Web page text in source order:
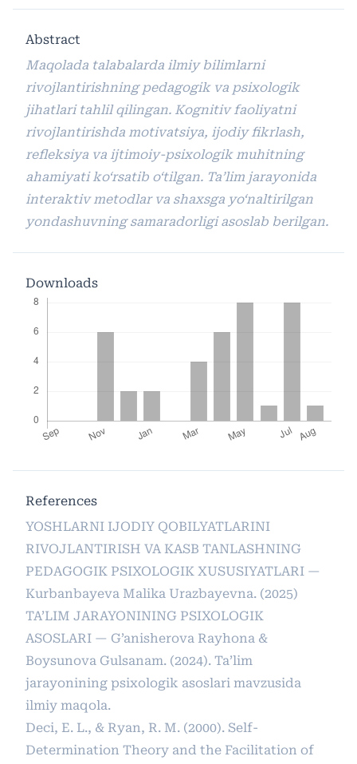
Abstract
Maqolada talabalarda ilmiy bilimlarni
rivojlantirishning pedagogik va psixologik
jihatlari tahlil qilingan. Kognitiv faoliyatni
rivojlantirishda motivatsiya, ijodiy fikrlash,
refleksiya va ijtimoiy-psixologik muhitning
ahamiyati ko‘rsatib o‘tilgan. Ta’lim jarayonida
interaktiv metodlar va shaxsga yo‘naltirilgan
yondashuvning samaradorligi asoslab berilgan.
Downloads
References
YOSHLARNI IJODIY QOBILYATLARINI
RIVOJLANTIRISH VA KASB TANLASHNING
PEDAGOGIK PSIXOLOGIK XUSUSIYATLARI —
Kurbanbayeva Malika Urazbayevna. (2025)
TA’LIM JARAYONINING PSIXOLOGIK
ASOSLARI — G’anisherova Rayhona &
Boysunova Gulsanam. (2024). Ta’lim
jarayonining psixologik asoslari mavzusida
ilmiy maqola.
Deci, E. L., & Ryan, R. M. (2000). Self-
Determination Theory and the Facilitation of